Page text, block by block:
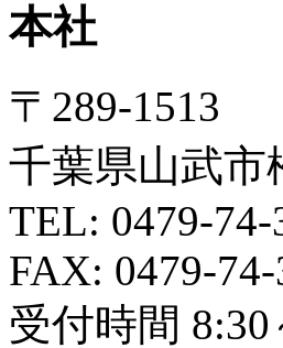
本社
〒289-1513
千葉県山武市
TEL: 0479-74-
FAX: 0479-74-
受付時間 8:30